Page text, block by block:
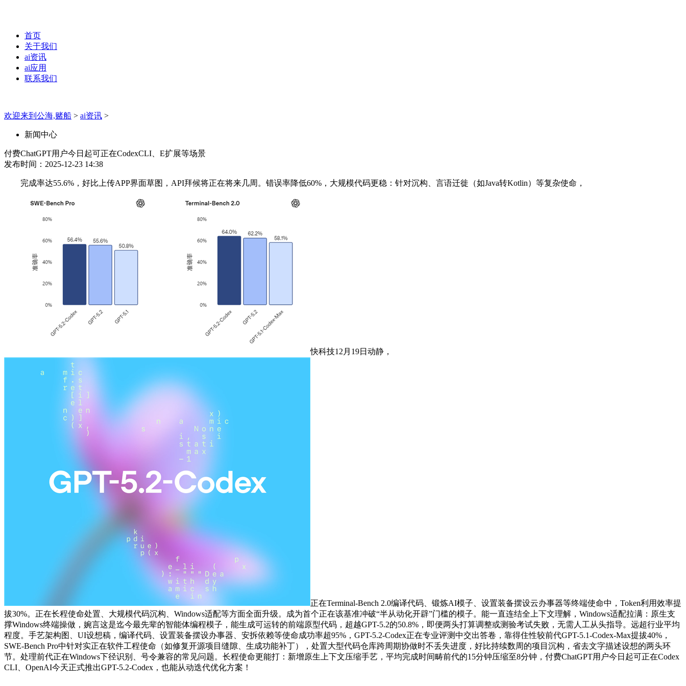
首页
关于我们
ai资讯
ai应用
联系我们
欢迎来到公海,赌船 > ai资讯 >
新闻中心
付费ChatGPT用户今日起可正在CodexCLI、E扩展等场景
发布时间：2025-12-23 14:38
完成率达55.6%，好比上传APP界面草图，API拜候将正在将来几周。错误率降低60%，大规模代码更稳：针对沉构、言语迁徙（如Java转Kotlin）等复杂使命，
快科技12月19日动静，
正在Terminal-Bench 2.0编译代码、锻炼AI模子、设置装备摆设云办事器等终端使命中，Token利用效率提
拔30%。正在长程使命处置、大规模代码沉构、Windows适配等方面全面升级。成为首个正在该基准冲破“半从动化开辟”门槛的模子。能一直连结全上下文理解，Windows适配拉满：原生支
撑Windows终端操做，婉言这是迄今最先辈的智能体编程模子，能生成可运转的前端原型代码，超越GPT-5.2的50.8%，即便两头打算调整或测验考试失败，无需人工从头指导。远超行业平均
程度。手艺架构图、UI设想稿，编译代码、设置装备摆设办事器、安拆依赖等使命成功率超95%，GPT-5.2-Codex正在专业评测中交出答卷，靠得住性较前代GPT-5.1-Codex-Max提拔40%，
SWE-Bench Pro中针对实正在软件工程使命（如修复开源项目缝隙、生成功能补丁），处置大型代码仓库跨周期协做时不丢失进度，好比持续数周的项目沉构，省去文字描述设想的两头环
节。处理前代正在Windows下径识别、号令兼容的常见问题。长程使命更能打：新增原生上下文压缩手艺，平均完成时间畴前代的15分钟压缩至8分钟，付费ChatGPT用户今日起可正在Codex
CLI、OpenAI今天正式推出GPT-5.2-Codex，也能从动迭代优化方案！